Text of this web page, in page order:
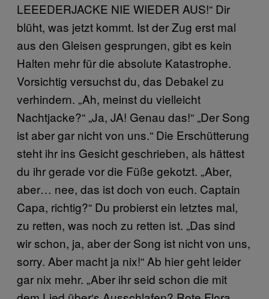
LEEEDERJACKE NIE WIEDER AUS!“ Dir
blüht, was jetzt kommt. Ist der Zug erst mal
aus den Gleisen gesprungen, gibt es kein
Halten mehr für die absolute Katastrophe.
Vorsichtig versuchst du, das Debakel zu
verhindern. „Ah, meinst du vielleicht
Nachtjacke?“ „Ja, JA! Genau das!“ „Der Song
ist aber gar nicht von uns.“ Die Erschütterung
steht ihr ins Gesicht geschrieben, als hättest
du ihr gerade vor die Füße gekotzt. „Aber,
aber… nee, das ist doch von euch. Captain
Capa, richtig?“ Du probierst ein letztes mal,
zu retten, was noch zu retten ist. „Das sind
wir schon, ja, aber der Song ist nicht von uns,
sorry. Aber macht ja nix!“ Ab hier geht leider
gar nix mehr. „Aber ihr seid schon die mit